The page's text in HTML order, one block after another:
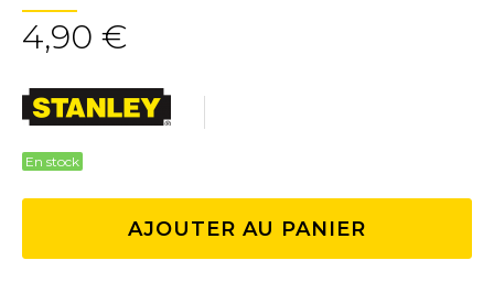
4,90 €
En stock
AJOUTER AU PANIER